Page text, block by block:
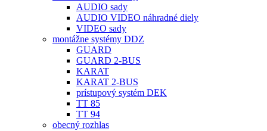
AUDIO sady
AUDIO VIDEO náhradné diely
VIDEO sady
montážne systémy DDZ
GUARD
GUARD 2-BUS
KARAT
KARAT 2-BUS
prístupový systém DEK
TT 85
TT 94
obecný rozhlas